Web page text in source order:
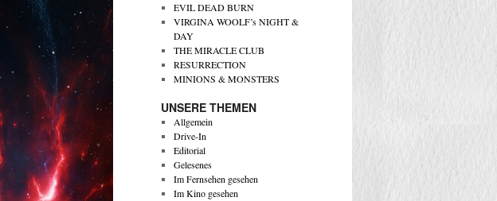
EVIL DEAD BURN
VIRGINA WOOLF’s NIGHT &
DAY
THE MIRACLE CLUB
RESURRECTION
MINIONS & MONSTERS
UNSERE THEMEN
Allgemein
Drive-In
Editorial
Gelesenes
Im Fernsehen gesehen
Im Kino gesehen